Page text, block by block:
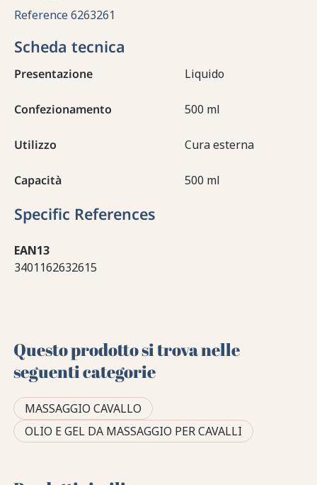
Reference6263261
Scheda tecnica
Presentazione Liquido
Confezionamento 500 ml
Utilizzo Cura esterna
Capacità 500 ml
Specific References
EAN13
3401162632615
Questo prodotto si trova nelle
seguenti categorie
MASSAGGIO CAVALLO
OLIO E GEL DA MASSAGGIO PER CAVALLI